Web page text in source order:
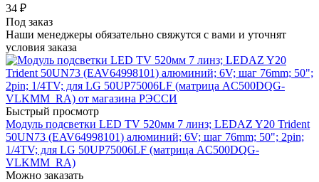
34 ₽
Под заказ
Наши менеджеры обязательно свяжутся с вами и уточнят
условия заказа
Быстрый просмотр
Модуль подсветки LED TV 520мм 7 линз; LEDAZ Y20 Trident
50UN73 (EAV64998101) алюминий; 6V; шаг 76mm; 50"; 2pin;
1/4TV; для LG 50UP75006LF (матрица AC500DQG-
VLKMM_RA)
Можно заказать